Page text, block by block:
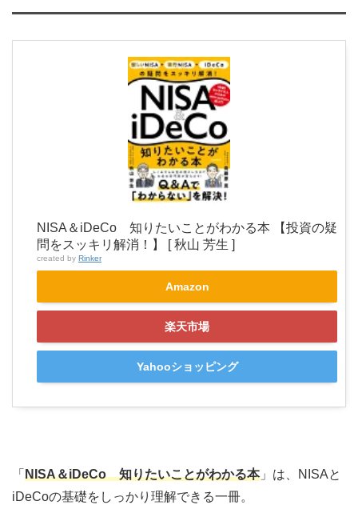
NISA＆iDeCo 知りたいことがわかる本 【投資の疑
問をスッキリ解消！】 [ 秋山 芳生 ]
created by Rinker
Amazon
楽天市場
Yahooショッピング
「 NISA＆iDeCo 知りたいことがわかる本」は、NISAと
iDeCoの基礎をしっかり理解できる一冊。